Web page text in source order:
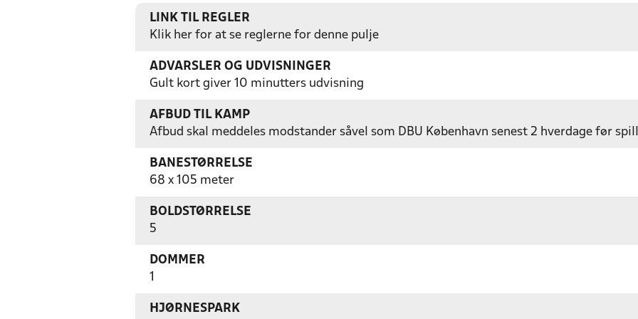
LINK TIL REGLER
Klik her for at se reglerne for denne pulje
ADVARSLER OG UDVISNINGER
Gult kort giver 10 minutters udvisning
AFBUD TIL KAMP
Afbud skal meddeles modstander såvel som DBU København senest 2 hverdage før
BANESTØRRELSE
68 x 105 meter
BOLDSTØRRELSE
5
DOMMER
1
HJØRNESPARK